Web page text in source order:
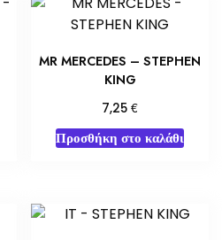
MR MERCEDES – STEPHEN
KING
7,25€
Προσθήκη στο καλάθι